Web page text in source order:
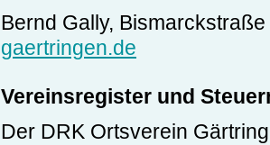
Bernd Gally,
gaertringen.de
Vereinsregister und
Der DRK Ortsverein